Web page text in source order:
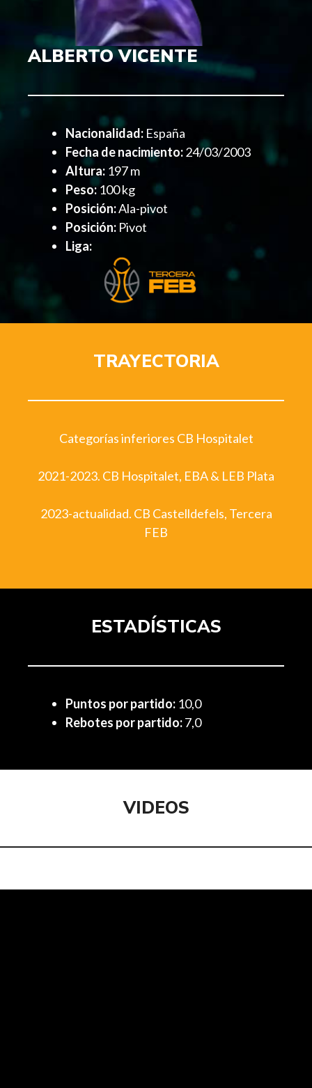
ALBERTO VICENTE
Nacionalidad: España
Fecha de nacimiento:24/03/2003
Altura: 197 m
Peso:100 kg
Posición:Ala-pivot
Posición: Pivot
Liga:
TRAYECTORIA
Categorías inferiores CB Hospitalet
2021-2023. CB Hospitalet, EBA & LEB Plata
2023-actualidad. CB Castelldefels, Tercera
FEB
ESTADÍSTICAS
Puntos por partido: 10,0
Rebotes por partido:7,0
VIDEOS